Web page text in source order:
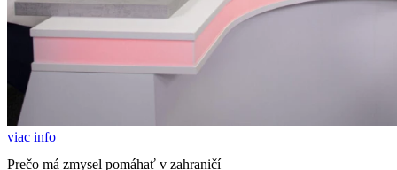
viac info
Prečo má zmysel pomáhať v zahraničí